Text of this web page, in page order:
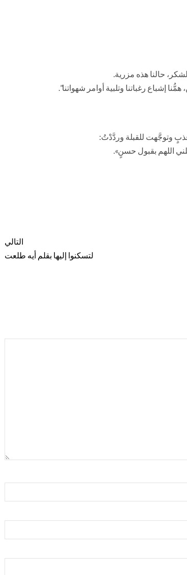
حالنا هذه مزرية.
إشباع رغباتنا وتلبية أوامر شهواتنا”.
وتوجَّهت للقبلة وردَّدْتُ:
اللهم بقبول حسنٍ».
التالي
لتسكنوا إليها بقلم أيه طلعت